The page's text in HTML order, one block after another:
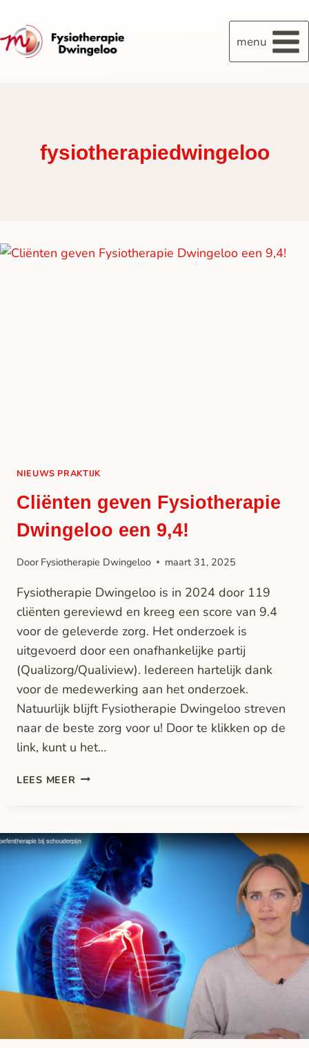
menu
fysiotherapiedwingeloo
NIEUWS PRAKTIJK
Cliënten geven Fysiotherapie
Dwingeloo een 9,4!
Door Fysiotherapie Dwingeloo maart 31, 2025
Fysiotherapie Dwingeloo is in 2024 door 119
cliënten gereviewd en kreeg een score van 9.4
voor de geleverde zorg. Het onderzoek is
uitgevoerd door een onafhankelijke partij
(Qualizorg/Qualiview). Iedereen hartelijk dank
voor de medewerking aan het onderzoek.
Natuurlijk blijft Fysiotherapie Dwingeloo streven
naar de beste zorg voor u! Door te klikken op de
link, kunt u het…
LEES MEER